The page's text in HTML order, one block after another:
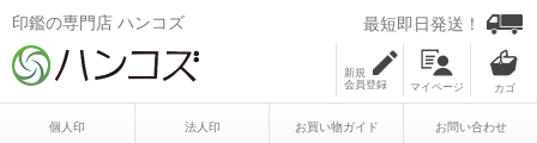
印鑑の専門店 ハンコズ 最短即日発送！
新規
会員登録
マイページ
個人印 法人印 お買い物ガイド お問い合わせ